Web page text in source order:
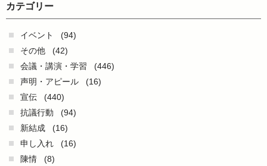
カテゴリー
イベント
(94)
その他
(42)
会議・講演・学習
(446)
声明・アピール
(16)
宣伝
(440)
抗議行動
(94)
新結成
(16)
申し入れ
(16)
陳情
(8)